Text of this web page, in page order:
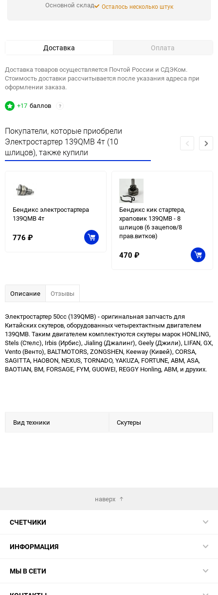
Основной склад Осталось несколько штук
Доставка Оплата
Доставка товаров осуществляется Почтой России и СДЭКом.
Стоимость доставки рассчитывается после указания адреса при
оформлении заказа.
+17 баллов ?
Покупатели, которые приобрели
Электростартер 139QMB 4т (10
шлицов), также купили
Бендикс электростартера
139QMB 4т
776 ₽
Бендикс кик стартера,
храповик 139QMB - 8
шлицов (6 зацепов/8
прав.витков)
470 ₽
Описание Отзывы
Электростартер 50сс (139QMB) - оригинальная запчасть для
Китайских скутеров, оборудованных четырехтактным двигателем
139QMB. Таким двигателем комплектуются скутеры марок HONLING,
Stels (Стелс), Irbis (Ирбис), Jialing (Джалинг), Geely (Джили), LIFAN, GX,
Vento (Венто), BALTMOTORS, ZONGSHEN, Keeway (Кивей), CORSA,
SAGITTA, HAOBON, NEXUS, TORNADO, YAKUZA, FORTUNE, ABM, ASA,
BAOTIAN, BM, FORSAGE, FYM, GUOWEI, REGGY Honling, ABM, и друхих.
Вид техники Скутеры
наверх
СЧЕТЧИКИ
ИНФОРМАЦИЯ
МЫ В СЕТИ